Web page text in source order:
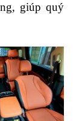
giúp quý